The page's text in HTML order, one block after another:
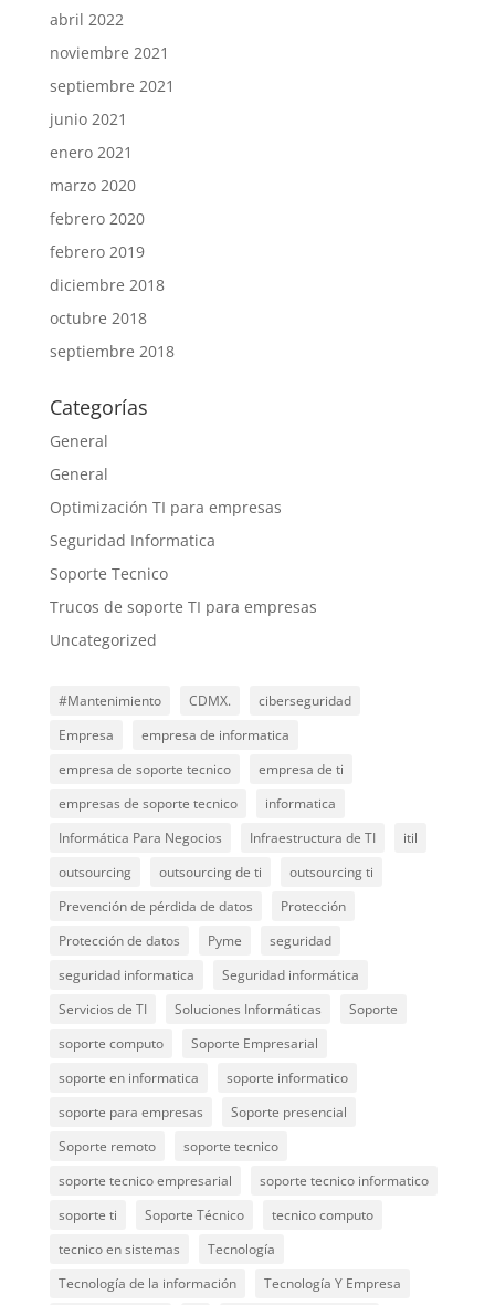
abril 2022
noviembre 2021
septiembre 2021
junio 2021
enero 2021
marzo 2020
febrero 2020
febrero 2019
diciembre 2018
octubre 2018
septiembre 2018
Categorías
General
General
Optimización TI para empresas
Seguridad Informatica
Soporte Tecnico
Trucos de soporte TI para empresas
Uncategorized
#Mantenimiento CDMX.
ciberseguridad
Empresa
empresa de informatica
empresa de soporte tecnico
empresa de ti
empresas de soporte tecnico
informatica
Informática Para Negocios
Infraestructura de TI
itil
outsourcing
outsourcing de ti
outsourcing ti
Prevención de pérdida de datos
Protección
Protección de datos
Pyme
seguridad
seguridad informatica
Seguridad informática
Servicios de TI
Soluciones Informáticas
Soporte
soporte computo
Soporte Empresarial
soporte en informatica
soporte informatico
soporte para empresas
Soporte presencial
Soporte remoto
soporte tecnico
soporte tecnico empresarial
soporte tecnico informatico
soporte ti
Soporte Técnico
tecnico computo
tecnico en sistemas
Tecnología
Tecnología de la información
Tecnología Y Empresa